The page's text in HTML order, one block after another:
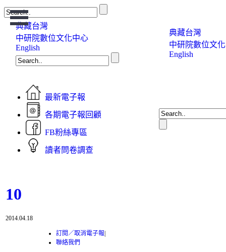
Open
Menu
典藏台灣
中研院數位文化中心
English
典藏台灣
中研院數位文
English
最新電子報
各期電子報回顧
FB粉絲專區
讀者問卷調查
10
2014.04.18
訂閱／取消電子報|
聯絡我們